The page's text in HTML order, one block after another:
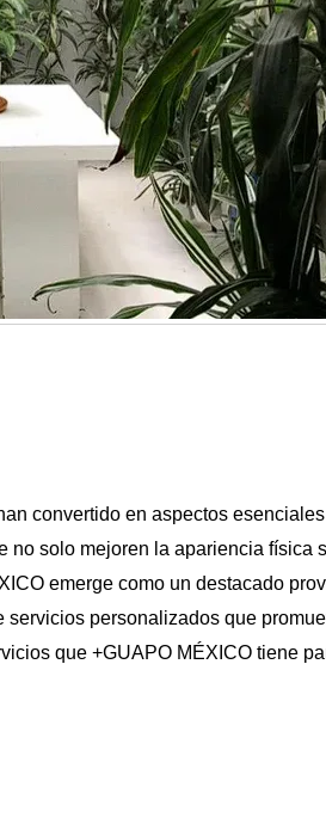
convertido en aspectos
no solo mejoren la apariencia física
emerge como un destacado
personalizados que
que +GUAPO MÉXICO tiene